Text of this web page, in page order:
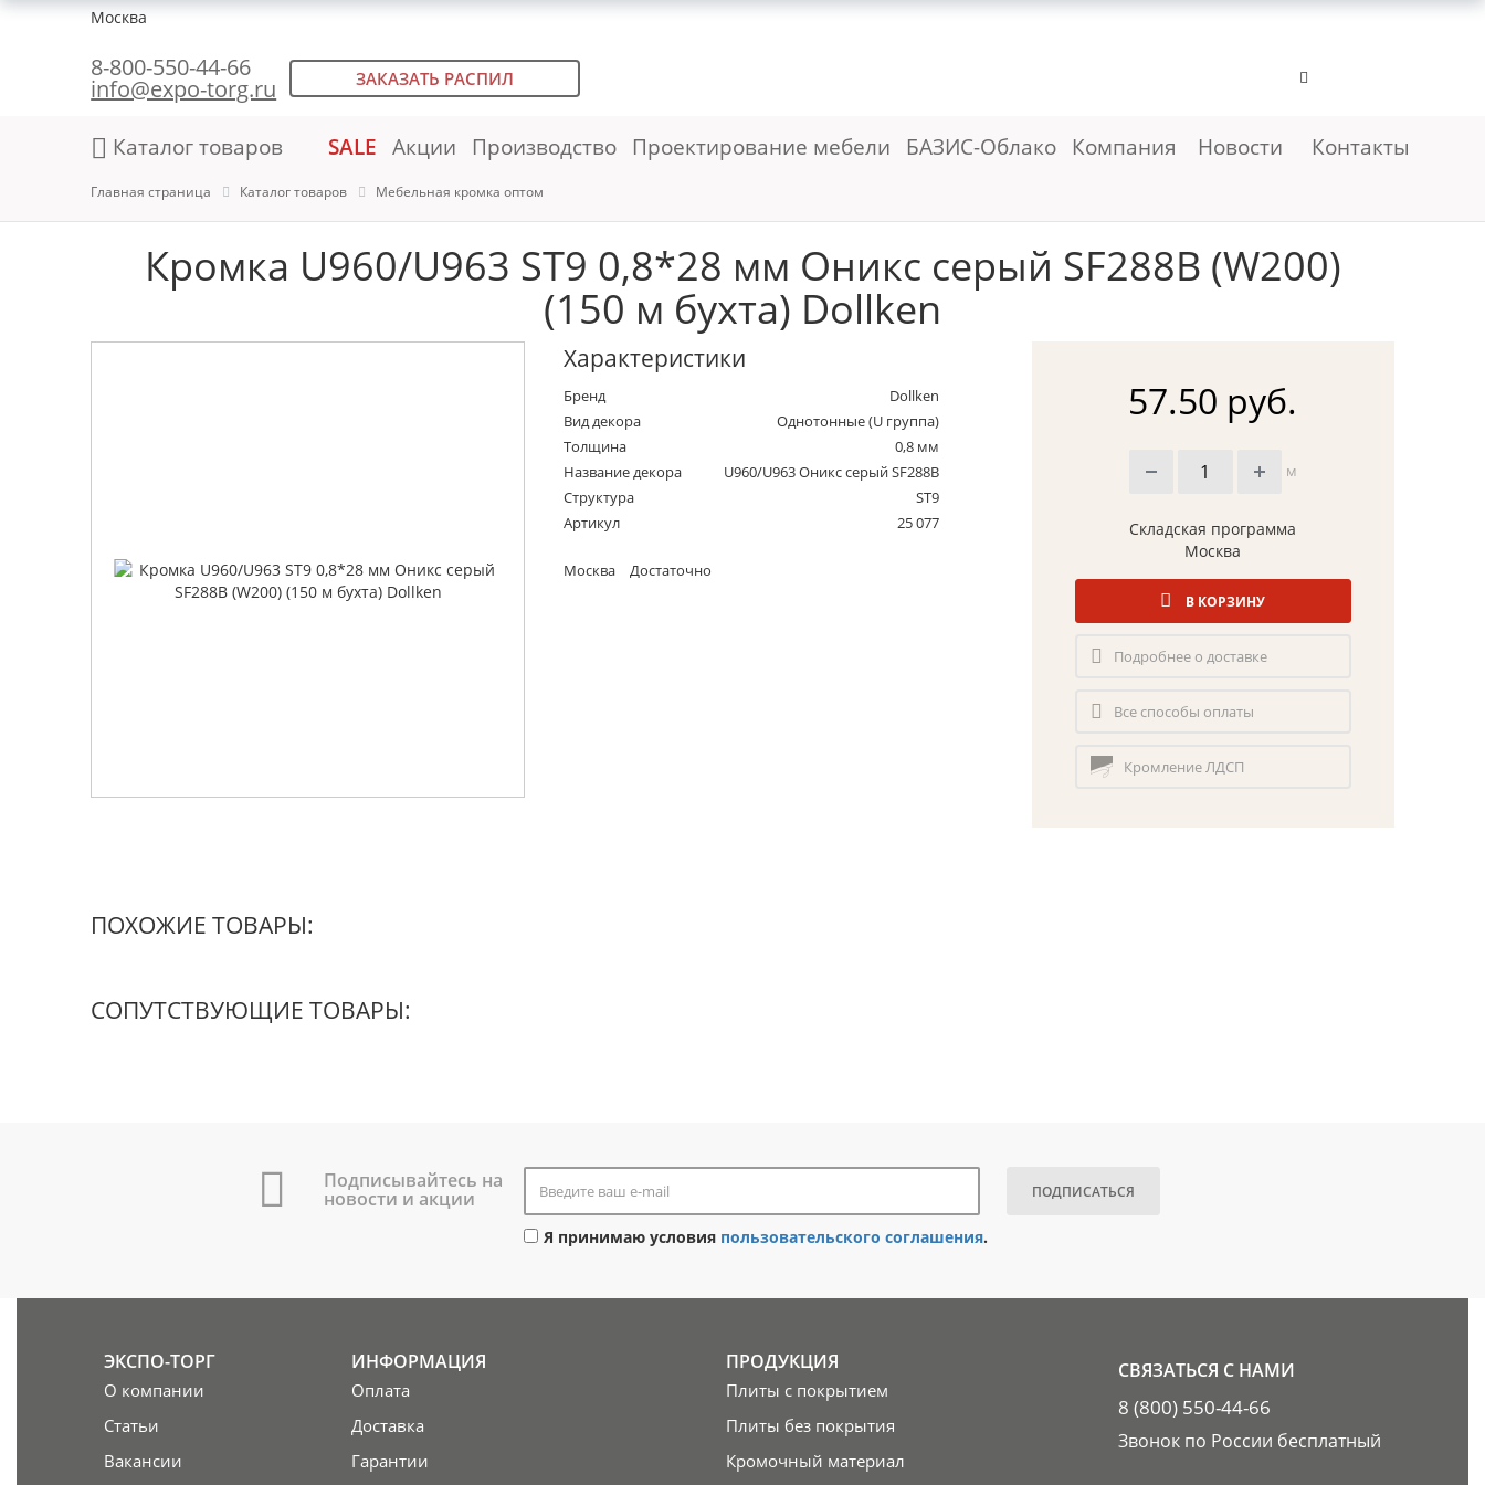
Москва
8-800-550-44-66
info@expo-torg.ru ЗАКАЗАТЬ РАСПИЛ
Каталог товаров SALE Акции Производство Проектирование мебели БАЗИС-Облако Компания Новости Контакты
Главная страница Каталог товаров Мебельная кромка оптом
Кромка U960/U963 ST9 0,8*28 мм Оникс серый SF288B (W200)
(150 м бухта) Dollken
Характеристики
Бренд
Dollken
Вид декора
Однотонные (U группа)
Толщина
0,8 мм
Название декора
U960/U963 Оникс серый SF288B
Структура
ST9
Артикул
25 077
Москва Достаточно
57.50 руб.
м
Складская программа
Москва
В КОРЗИНУ
Подробнее о доставке
Все способы оплаты
Кромление ЛДСП
ПОХОЖИЕ ТОВАРЫ:
СОПУТСТВУЮЩИЕ ТОВАРЫ:
Подписывайтесь на
новости и акции ПОДПИСАТЬСЯ
Я принимаю условия пользовательского соглашения.
ЭКСПО-ТОРГ
О компании
Статьи
Вакансии
ИНФОРМАЦИЯ
Оплата
Доставка
Гарантии
ПРОДУКЦИЯ
Плиты с покрытием
Плиты без покрытия
Кромочный материал
СВЯЗАТЬСЯ С НАМИ
8 (800) 550-44-66
Звонок по России бесплатный